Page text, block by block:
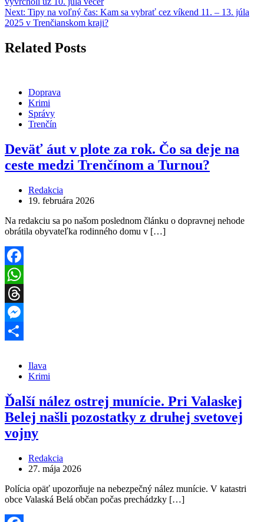
Next: Tipy na voľný čas: Kam sa vybrať cez víkend 11. – 13. júla
2025 v Trenčianskom kraji?
Related Posts
Doprava
Krimi
Správy
Trenčín
Deväť áut v plote za rok. Čo sa deje na
ceste medzi Trenčínom a Turnou?
Redakcia
19. februára 2026
Na redakciu sa po našom poslednom článku o dopravnej nehode
obrátila obyvateľka rodinného domu v […]
Facebook
WhatsApp
Threads
Messenger
Ilava
Krimi
Ďalší nález ostrej munície. Pri Valaskej
Belej našli pozostatky z druhej svetovej
vojny
Redakcia
27. mája 2026
Polícia opäť upozorňuje na nebezpečný nález munície. V katastri
obce Valaská Belá občan počas prechádzky […]